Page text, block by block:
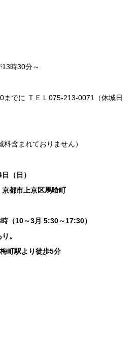
時30分～
までに ＴＥＬ075-213-0071（休城日
含まれておりません）
（日）
都市上京区馬喰町
（10～3月 5:30～17:30）
。
町駅より徒歩5分